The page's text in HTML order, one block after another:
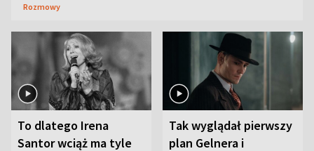
Rozmowy
To dlatego Irena
Santor wciąż ma tyle
Tak wyglądał pierwszy
plan Gelnera i